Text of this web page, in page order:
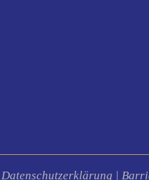
Datenschutzerklärung |